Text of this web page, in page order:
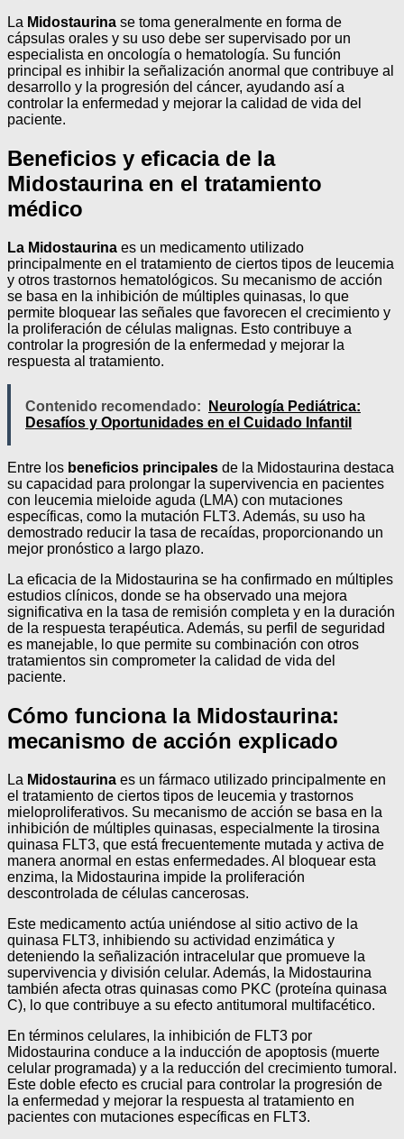
La Midostaurina se toma generalmente en forma de
cápsulas orales y su uso debe ser supervisado por un
especialista en oncología o hematología. Su función
principal es inhibir la señalización anormal que contribuye al
desarrollo y la progresión del cáncer, ayudando así a
controlar la enfermedad y mejorar la calidad de vida del
paciente.
Beneficios y eficacia de la
Midostaurina en el tratamiento
médico
La Midostaurina es un medicamento utilizado
principalmente en el tratamiento de ciertos tipos de leucemia
y otros trastornos hematológicos. Su mecanismo de acción
se basa en la inhibición de múltiples quinasas, lo que
permite bloquear las señales que favorecen el crecimiento y
la proliferación de células malignas. Esto contribuye a
controlar la progresión de la enfermedad y mejorar la
respuesta al tratamiento.
Contenido recomendado:
Neurología Pediátrica:
Desafíos y Oportunidades en el Cuidado Infantil
Entre los beneficios principales de la Midostaurina destaca
su capacidad para prolongar la supervivencia en pacientes
con leucemia mieloide aguda (LMA) con mutaciones
específicas, como la mutación FLT3. Además, su uso ha
demostrado reducir la tasa de recaídas, proporcionando un
mejor pronóstico a largo plazo.
La eficacia de la Midostaurina se ha confirmado en múltiples
estudios clínicos, donde se ha observado una mejora
significativa en la tasa de remisión completa y en la duración
de la respuesta terapéutica. Además, su perfil de seguridad
es manejable, lo que permite su combinación con otros
tratamientos sin comprometer la calidad de vida del
paciente.
Cómo funciona la Midostaurina:
mecanismo de acción explicado
La Midostaurina es un fármaco utilizado principalmente en
el tratamiento de ciertos tipos de leucemia y trastornos
mieloproliferativos. Su mecanismo de acción se basa en la
inhibición de múltiples quinasas, especialmente la tirosina
quinasa FLT3, que está frecuentemente mutada y activa de
manera anormal en estas enfermedades. Al bloquear esta
enzima, la Midostaurina impide la proliferación
descontrolada de células cancerosas.
Este medicamento actúa uniéndose al sitio activo de la
quinasa FLT3, inhibiendo su actividad enzimática y
deteniendo la señalización intracelular que promueve la
supervivencia y división celular. Además, la Midostaurina
también afecta otras quinasas como PKC (proteína quinasa
C), lo que contribuye a su efecto antitumoral multifacético.
En términos celulares, la inhibición de FLT3 por
Midostaurina conduce a la inducción de apoptosis (muerte
celular programada) y a la reducción del crecimiento tumoral.
Este doble efecto es crucial para controlar la progresión de
la enfermedad y mejorar la respuesta al tratamiento en
pacientes con mutaciones específicas en FLT3.